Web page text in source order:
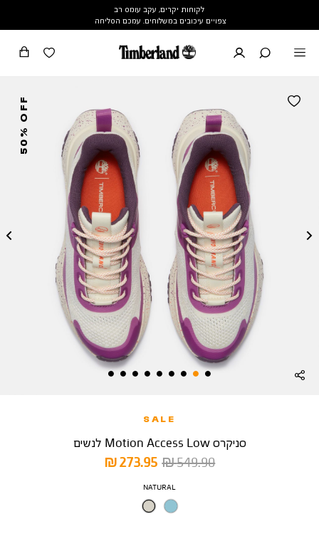
לקוחות יקרים, עקב עומס רב
צפויים עיכובים במשלוחים. עמכם הסליחה
50% OFF
SALE
סניקרס Motion Access Low לנשים
מחיר
מוצר
273.95 ₪
מחיר
549.90 ₪
צבע
NATURAL